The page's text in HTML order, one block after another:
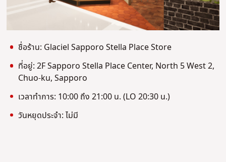
ชื่อร้าน: Glaciel Sapporo Stella Place Store
ที่อยู่: 2F Sapporo Stella Place Center, North 5 West 2,
Chuo-ku, Sapporo
เวลาทำการ: 10:00 ถึง 21:00 น. (LO 20:30 น.)
วันหยุดประจำ: ไม่มี